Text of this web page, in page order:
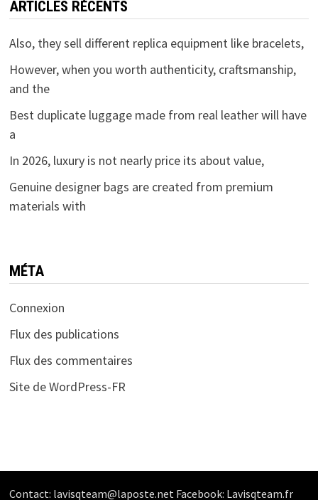
ARTICLES RÉCENTS
Also, they sell different replica equipment like bracelets,
However, when you worth authenticity, craftsmanship,
and the
Best duplicate luggage made from real leather will have
a
In 2026, luxury is not nearly price its about value,
Genuine designer bags are created from premium
materials with
MÉTA
Connexion
Flux des publications
Flux des commentaires
Site de WordPress-FR
Contact: lavisqteam@laposte.net Facebook: Lavisqteam.fr